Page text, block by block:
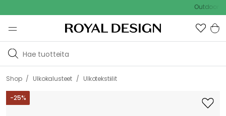
Outdoor Sale -
Shop / Ulkokalusteet / Ulkotekstiilit
-25%